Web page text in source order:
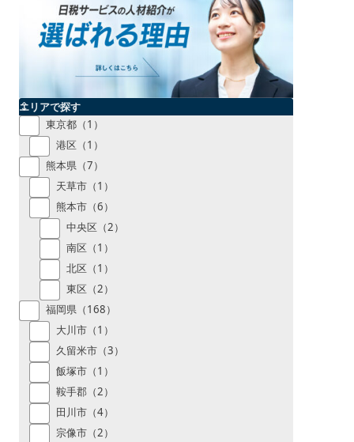
エリアで探す
東京都（1）
港区（1）
熊本県（7）
天草市（1）
熊本市（6）
中央区（2）
南区（1）
北区（1）
東区（2）
福岡県（168）
大川市（1）
久留米市（3）
飯塚市（1）
鞍手郡（2）
田川市（4）
宗像市（2）